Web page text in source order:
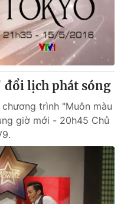
lịch phát sóng
trình "Muôn màu
giờ mới - 20h45 Chủ